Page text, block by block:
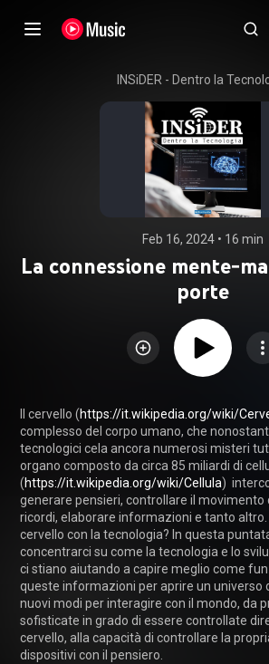
INSiDER - Dentro la
Feb 16, 2024 • 16 min
La connessione mente-
porte
Il cervello (https://it.wikipedia.org/wiki/
complesso del corpo umano, che
tecnologici cela ancora numerosi misteri
organo composto da circa 85 miliardi di
(https://it.wikipedia.org/wiki/Cellula)
generare pensieri, controllare il movimento
ricordi, elaborare informazioni e tanto altro.
cervello con la tecnologia? In questa
concentrarci su come la tecnologia e lo
ci stiano aiutando a capire meglio come
queste informazioni per aprire un universo
nuovi modi per interagire con il mondo, da
sofisticate in grado di essere controllate
cervello, alla capacità di controllare la
dispositivi con il pensiero.